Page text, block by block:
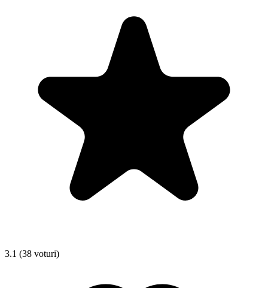
3.1 (38 voturi)